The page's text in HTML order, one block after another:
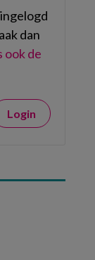
dan
ook de
Login